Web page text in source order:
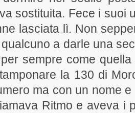
sostituita. Fece i suoi
lasciata lì. Non
a darle una
sempre come
la 130 di
ma con un nome
Ritmo e aveva i